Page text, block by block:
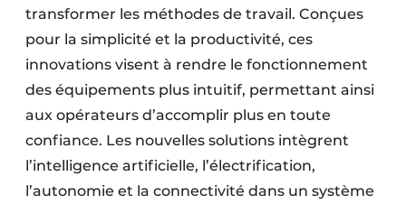
Géotextiles
Infrastructures souterraines et égouttage
Protection solaire
Rénovation
transformer les méthodes de travail. Conçues
pour la simplicité et la productivité, ces
innovations visent à rendre le fonctionnement
des équipements plus intuitif, permettant ainsi
aux opérateurs d’accomplir plus en toute
confiance. Les nouvelles solutions intègrent
l’intelligence artificielle, l’électrification,
l’autonomie et la connectivité dans un système